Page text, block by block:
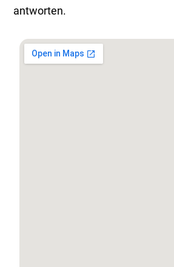
antworten.